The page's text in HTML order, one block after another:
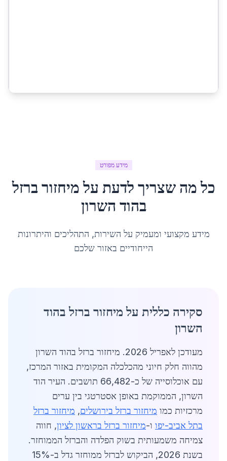
מידע מפורט
כל מה שצריך לדעת עלמיחזור ברזל
בהוד השרון
מידע מקצועי ומעמיק על השירות, התהליכים והיתרונות
הייחודיים באזור שלכם
סקירה כללית על מיחזור ברזל בהוד
השרון
מעודכן לאפריל 2026. מיחזור ברזל בהוד השרון
מהווה חלק חיוני מהכלכלה המקומית באזור המרכז,
עם אוכלוסייה של כ-66,482 תושבים. העיר הוד
השרון, הממוקמת באופן אסטרטגי בין ערים
מרכזיות כמו מיחזור ברזל בירושלים, מיחזור ברזל
בתל אביב-יפו ו-מיחזור ברזל בראשון לציון, חווה
צמיחה משמעותית בשוק הפלדה והברזל הממוחזר.
בשנת 2026, הביקוש לברזל ממוחזר גדל ב-15%